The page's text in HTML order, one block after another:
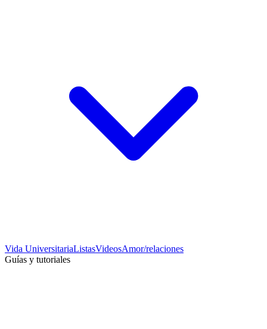
Vida UniversitariaListasVideosAmor/relaciones
Guías y tutoriales